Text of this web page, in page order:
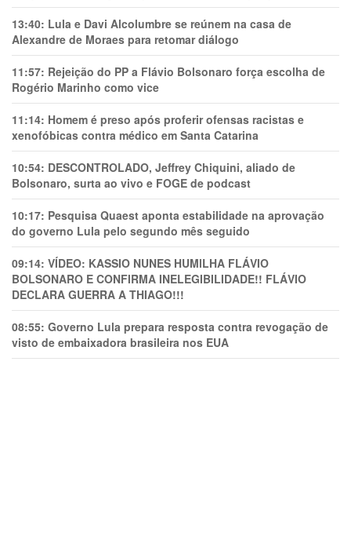
13:40: Lula e Davi Alcolumbre se reúnem na casa de
Alexandre de Moraes para retomar diálogo
11:57: Rejeição do PP a Flávio Bolsonaro força escolha de
Rogério Marinho como vice
11:14: Homem é preso após proferir ofensas racistas e
xenofóbicas contra médico em Santa Catarina
10:54: DESCONTROLADO, Jeffrey Chiquini, aliado de
Bolsonaro, surta ao vivo e FOGE de podcast
10:17: Pesquisa Quaest aponta estabilidade na aprovação
do governo Lula pelo segundo mês seguido
09:14: VÍDEO: KASSIO NUNES HUMlLHA FLÁVIO
BOLSONARO E CONFIRMA INELEGIBILIDADE!! FLÁVIO
DECLARA GUERRA A THIAGO!!!
08:55: Governo Lula prepara resposta contra revogação de
visto de embaixadora brasileira nos EUA